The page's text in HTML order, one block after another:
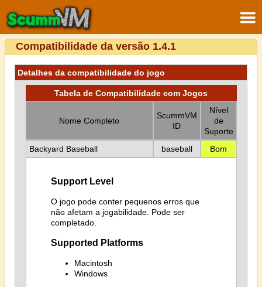
Compatibilidade da versão 1.4.1
Detalhes da compatibilidade do jogo
Tabela de Compatibilidade com Jogos
Nome Completo
ScummVM
ID
Nível
de
Suporte
Backyard Baseball
baseball Bom
Support Level
O jogo pode conter pequenos erros que
não afetam a jogabilidade. Pode ser
completado.
Supported Platforms
Macintosh
Windows